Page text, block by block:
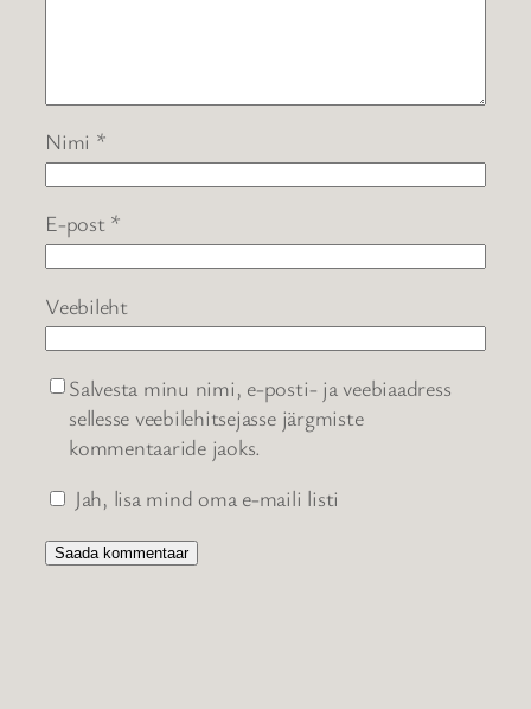
Nimi *
E-post *
Veebileht
Salvesta minu nimi, e-posti- ja veebiaadress
sellesse veebilehitsejasse järgmiste
kommentaaride jaoks.
Jah, lisa mind oma e-maili listi